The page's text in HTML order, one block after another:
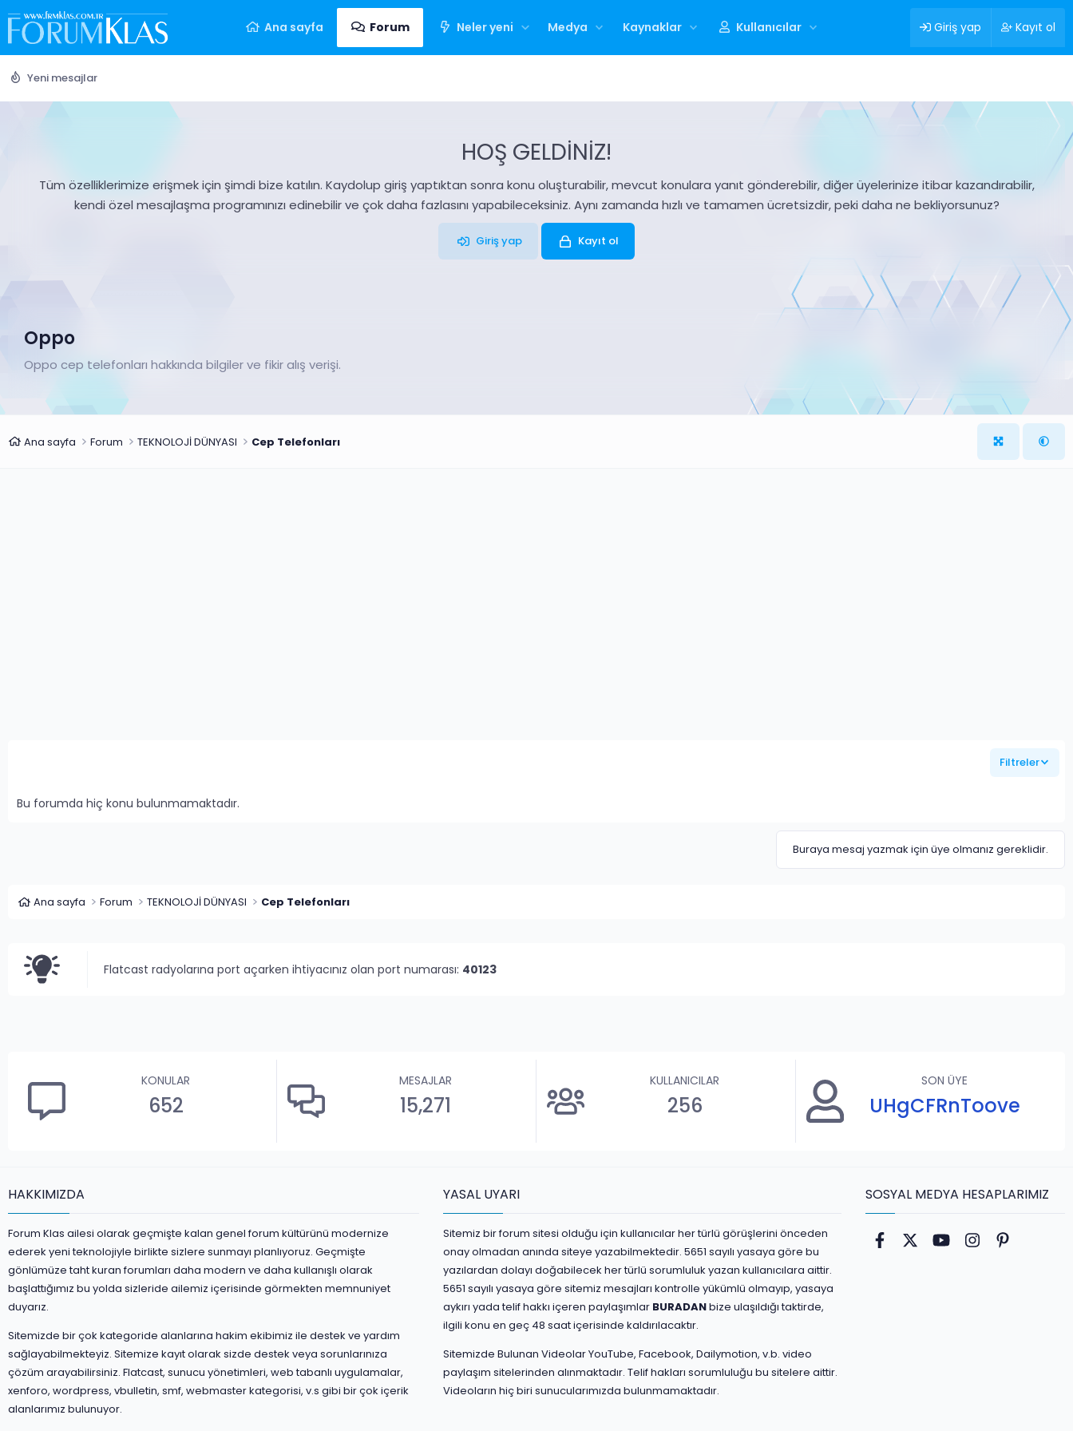
Ana sayfa Forum Neler yeni Medya Kaynaklar Kullanıcılar Giriş yap Kayıt ol
Yeni mesajlar
HOŞ GELDİNİZ!
Tüm özelliklerimize erişmek için şimdi bize katılın. Kaydolup giriş yaptıktan sonra konu oluşturabilir, mevcut konulara yanıt gönderebilir, diğer üyelerinize itibar kazandırabilir,
kendi özel mesajlaşma programınızı edinebilir ve çok daha fazlasını yapabileceksiniz. Aynı zamanda hızlı ve tamamen ücretsizdir, peki daha ne bekliyorsunuz?
Giriş yap Kayıt ol
Oppo
Oppo cep telefonları hakkında bilgiler ve fikir alış verişi.
Ana sayfa Forum TEKNOLOJİ DÜNYASI Cep Telefonları
Filtreler
Bu forumda hiç konu bulunmamaktadır.
Buraya mesaj yazmak için üye olmanız gereklidir.
Ana sayfa Forum TEKNOLOJİ DÜNYASI Cep Telefonları
Flatcast radyolarına port açarken ihtiyacınız olan port numarası: 40123
KONULAR
652
MESAJLAR
15,271
KULLANICILAR
256
SON ÜYE
UHgCFRnToove
HAKKIMIZDA
Forum Klas ailesi olarak geçmişte kalan genel forum kültürünü modernize
ederek yeni teknolojiyle birlikte sizlere sunmayı planlıyoruz. Geçmişte
gönlümüze taht kuran forumları daha modern ve daha kullanışlı olarak
başlattığımız bu yolda sizleride ailemiz içerisinde görmekten memnuniyet
duyarız.
Sitemizde bir çok kategoride alanlarına hakim ekibimiz ile destek ve yardım
sağlayabilmekteyiz. Sitemize kayıt olarak sizde destek veya sorunlarınıza
çözüm arayabilirsiniz. Flatcast, sunucu yönetimleri, web tabanlı uygulamalar,
xenforo, wordpress, vbulletin, smf, webmaster kategorisi, v.s gibi bir çok içerik
alanlarımız bulunuyor.
YASAL UYARI
Sitemiz bir forum sitesi olduğu için kullanıcılar her türlü görüşlerini önceden
onay olmadan anında siteye yazabilmektedir. 5651 sayılı yasaya göre bu
yazılardan dolayı doğabilecek her türlü sorumluluk yazan kullanıcılara aittir.
5651 sayılı yasaya göre sitemiz mesajları kontrolle yükümlü olmayıp, yasaya
aykırı yada telif hakkı içeren paylaşımlar BURADANbize ulaşıldığı taktirde,
ilgili konu en geç 48 saat içerisinde kaldırılacaktır.
Sitemizde Bulunan Videolar YouTube, Facebook, Dailymotion, v.b. video
paylaşım sitelerinden alınmaktadır. Telif hakları sorumluluğu bu sitelere aittir.
Videoların hiç biri sunucularımızda bulunmamaktadır.
SOSYAL MEDYA HESAPLARIMIZ
Facebook
Twitter youtubeInstagram